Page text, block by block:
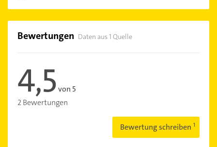
Bewertungen Daten aus 1 Quelle
4,5von 5
2 Bewertungen
Bewertung schreiben